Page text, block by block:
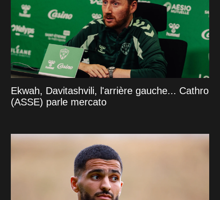
Ekwah, Davitashvili, l'arrière gauche... Cathro
(ASSE) parle mercato